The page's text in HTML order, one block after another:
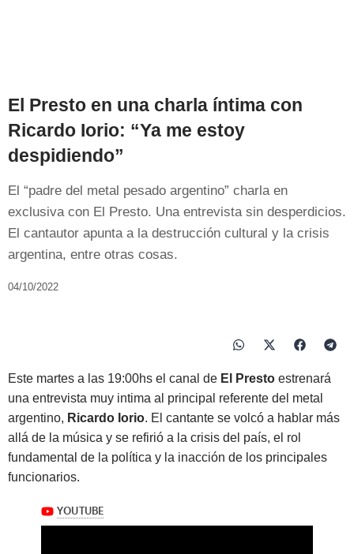
El Presto en una charla íntima con
Ricardo Iorio: “Ya me estoy
despidiendo”
El “padre del metal pesado argentino” charla en
exclusiva con El Presto. Una entrevista sin desperdicios.
El cantautor apunta a la destrucción cultural y la crisis
argentina, entre otras cosas.
04/10/2022
Este martes a las 19:00hs el canal de El Presto estrenará
una entrevista muy intima al principal referente del metal
argentino, Ricardo Iorio. El cantante se volcó a hablar más
allá de la música y se refirió a la crisis del país, el rol
fundamental de la política y la inacción de los principales
funcionarios.